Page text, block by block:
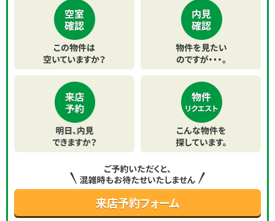
会社案内
スタッフ紹介
コインパーキングのご案内
スタッフブログ
採用情報
お問い合わせ
個人情報保護方針
来店予約フォーム